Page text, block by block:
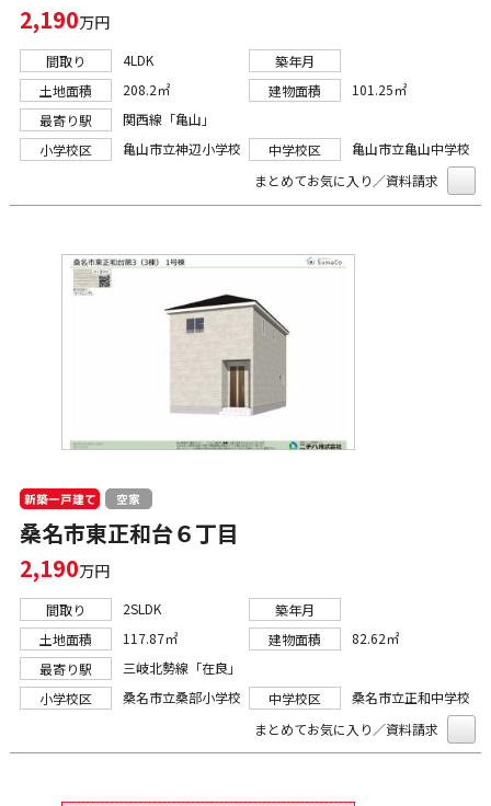
2,190万円
間取り 4LDK
築年月
土地面積
208.2㎡ 建物面積
101.25㎡
最寄り駅
関西線「亀山」
小学校区
亀山市立神辺小学校 中学校区
亀山市立亀山中学校
まとめてお気に入り／資料請求
新築一戸建て 空家
桑名市東正和台６丁目
2,190万円
間取り 2SLDK
築年月
土地面積
117.87㎡ 建物面積
82.62㎡
最寄り駅
三岐北勢線「在良」
小学校区
桑名市立桑部小学校 中学校区
桑名市立正和中学校
まとめてお気に入り／資料請求